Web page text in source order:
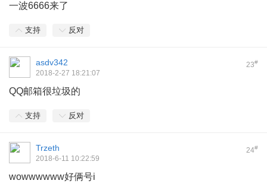
一波6666来了
支持 反对
23#
asdv342
2018-2-27 18:21:07
QQ邮箱很垃圾的
支持 反对
24#
Trzeth
2018-6-11 10:22:59
wowwwwww好俩号i